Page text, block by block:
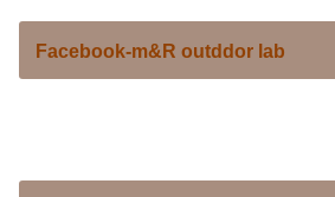
Facebook-m&R outddor lab